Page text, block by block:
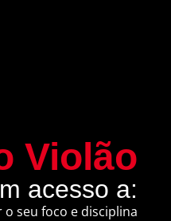
Violão
acesso a:
seu foco e disciplina